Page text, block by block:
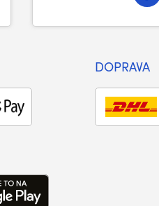
DOPRAVA